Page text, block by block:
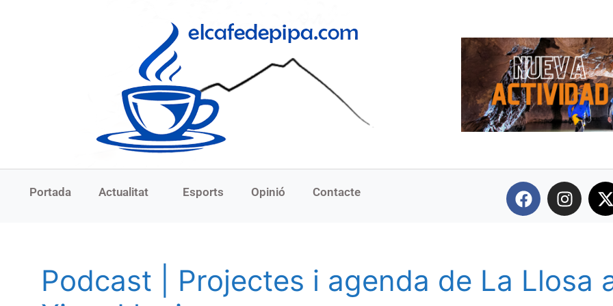
Portada Actualitat Esports Opinió Contacte
Podcast | Projectes i agenda de La Llosa